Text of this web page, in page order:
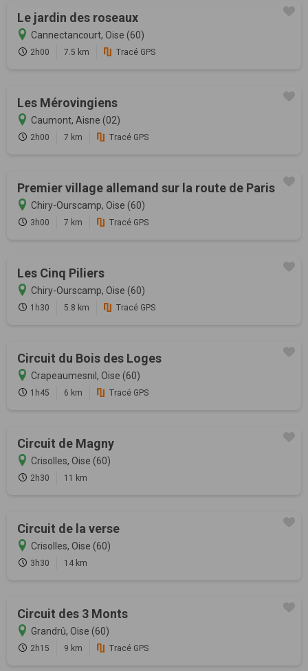
Le jardin des roseaux
Cannectancourt, Oise (60)
2h00 7.5 km Tracé GPS
Les Mérovingiens
Caumont, Aisne (02)
2h00 7 km Tracé GPS
Premier village allemand sur la route de Paris
Chiry-Ourscamp, Oise (60)
3h00 7 km Tracé GPS
Les Cinq Piliers
Chiry-Ourscamp, Oise (60)
1h30 5.8 km Tracé GPS
Circuit du Bois des Loges
Crapeaumesnil, Oise (60)
1h45 6 km Tracé GPS
Circuit de Magny
Crisolles, Oise (60)
2h30 11 km
Circuit de la verse
Crisolles, Oise (60)
3h30 14 km
Circuit des 3 Monts
Grandrû, Oise (60)
2h15 9 km Tracé GPS